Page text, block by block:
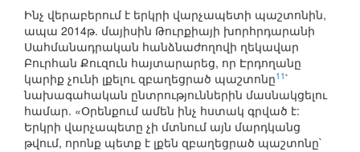
Ինչ վերաբերում է երկրի վարչապետի պաշտոնին,
ապա 2014թ. մայիսին Թուրքիայի խորհրդարանի
Սահմանադրական հանձնաժողովի ղեկավար
Բուրհան Քուզուն հայտարարեց, որ Էրդողանը
կարիք չունի լքելու զբաղեցրած պաշտոնը11`
նախագահական ընտրություններին մասնակցելու
համար. «Օրենքում ամեն ինչ հստակ գրված է:
Երկրի վարչապետը չի մտնում այն մարդկանց
թվում, որոնք պետք է լքեն զբաղեցրած պաշտոնը`